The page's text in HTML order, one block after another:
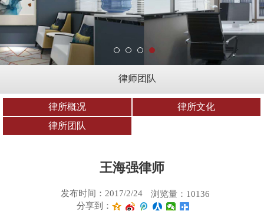
律师团队
律所概况
律所文化
律所团队
王海强律师
发布时间：2017/2/24
浏览量：10136
分享到：